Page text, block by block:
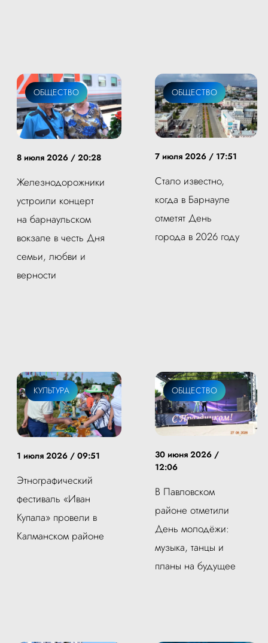
ОБЩЕСТВО
8 июля 2026 / 20:28
Железнодорожники
устроили концерт
на барнаульском
вокзале в честь Дня
семьи, любви и
верности
СОБЫТИЯ
ОБЩЕСТВО
7 июля 2026 / 17:51
Стало известно,
когда в Барнауле
отметят День
города в 2026 году
КУЛЬТУРА
1 июля 2026 / 09:51
Этнографический
фестиваль «Иван
Купала» провели в
Калманском районе
ОБЩЕСТВО
30 июня 2026 /
12:06
В Павловском
районе отметили
День молодёжи:
музыка, танцы и
планы на будущее